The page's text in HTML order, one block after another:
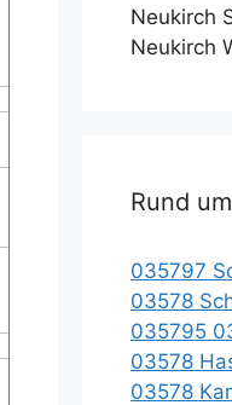
Neukirch
Neukirch
Rund
035797
03578
035795
03578
03578